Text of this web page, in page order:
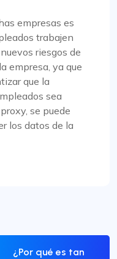
empresas es
trabajen
riesgos de
empresa, ya que
que la
sea
se puede
los datos de la
¿Por qué es tan